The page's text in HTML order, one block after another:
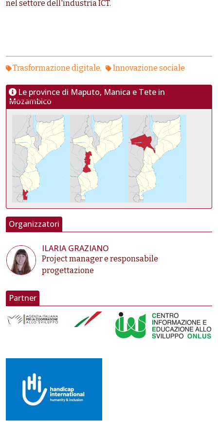
nel settore dell'industria ICT.
Trasformazione digitale Innovazione sociale
Le province di Maputo, Manica e Tete in
Mozambico
Organizzatori
ILARIA GRAZIANO
Project manager e responsabile
progettazione
Partner